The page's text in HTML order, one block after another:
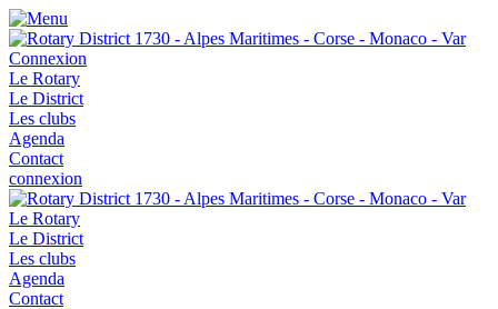
Connexion
Le Rotary
Le District
Les clubs
Agenda
Contact
connexion
Le Rotary
Le District
Les clubs
Agenda
Contact